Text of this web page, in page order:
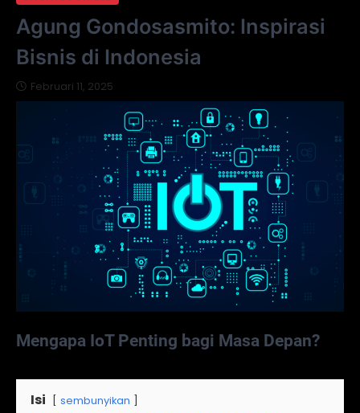
Agung Gondosasmito: Inspirasi
Bisnis di Indonesia
Februari 11, 2025
Mengapa IoT Penting bagi Masa Depan?
Isi sembunyikan